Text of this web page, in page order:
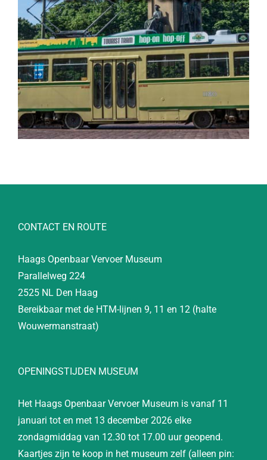
CONTACT EN ROUTE
Haags Openbaar Vervoer Museum
Parallelweg 224
2525 NL Den Haag
Bereikbaar met de HTM-lijnen 9, 11 en 12 (halte
Wouwermanstraat)
OPENINGSTIJDEN MUSEUM
Het Haags Openbaar Vervoer Museum is vanaf 11
januari tot en met 13 december 2026 elke
zondagmiddag van 12.30 tot 17.00 uur geopend.
Kaartjes zijn te koop in het museum zelf (alleen pin: